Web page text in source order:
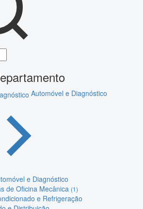
Automóvel e Diagnóstico
e Diagnóstico
de Oficina Mecânica (1)
e Refrigeração